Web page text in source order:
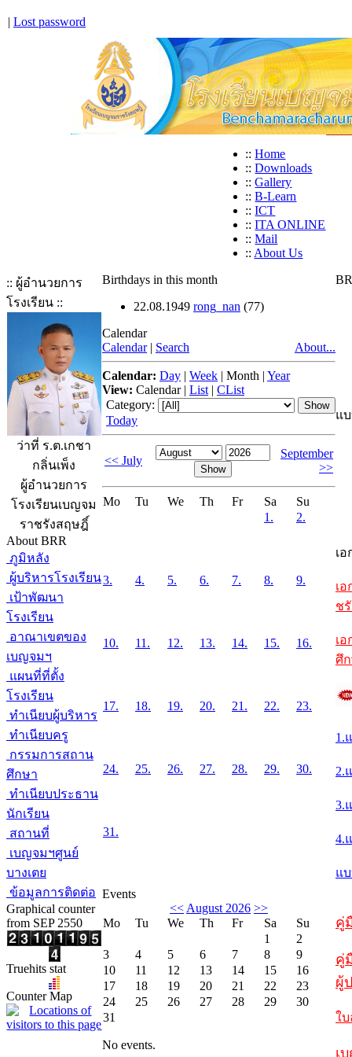
| Lost password
:: Home
:: Downloads
:: Gallery
:: B-Learn
:: ICT
:: ITA ONLINE
:: Mail
:: About Us
:: ผู้อำนวยการ
โรงเรียน ::
ว่าที่ ร.ต.เกชา
กลิ่นเพ็ง
ผู้อำนวยการ
โรงเรียนเบญจม
ราชรังสฤษฎิ์
About BRR
ภูมิหลัง
ผู้บริหารโรงเรียน
เป้าพัฒนา
โรงเรียน
อาณาเขตของ
เบญจมฯ
แผนที่ที่ตั้ง
โรงเรียน
ทำเนียบผู้บริหาร
ทำเนียบครู
กรรมการสถาน
ศึกษา
ทำเนียบประธาน
นักเรียน
สถานที่
เบญจมฯศูนย์
บางเตย
ข้อมูลการติดต่อ
Graphical counter
from SEP 2550
Truehits stat
Counter Map
Birthdays in this month
22.08.1949 rong_nan (77)
Calendar
Calendar | Search About...
Calendar: Day | Week | Month | Year
View: Calendar| List | CList
Category:
Today
<< July
September
>>
Mo Tu We Th Fr Sa
Su
1.
2.
3. 4. 5. 6. 7. 8. 9.
10. 11. 12. 13. 14. 15. 16.
17. 18. 19. 20. 21. 22. 23.
24. 25. 26. 27. 28. 29. 30.
31.
Events
<< August 2026 >>
Mo
Tu We Th Fr Sa
Su
1
2
3
4 5 6 7 8
9
10
11 12 13 14 15
16
17
18 19 20 21 22
23
24
25 26 27 28 29
30
31
No events.
แ
เ
เ
ช
เ
ศึ
1.
2.
3.
4.
แ
คู่
คู่
ผู้
ใ
เ